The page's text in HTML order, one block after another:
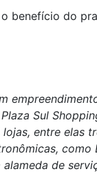
benefício do
Sul
entre elas
como
de